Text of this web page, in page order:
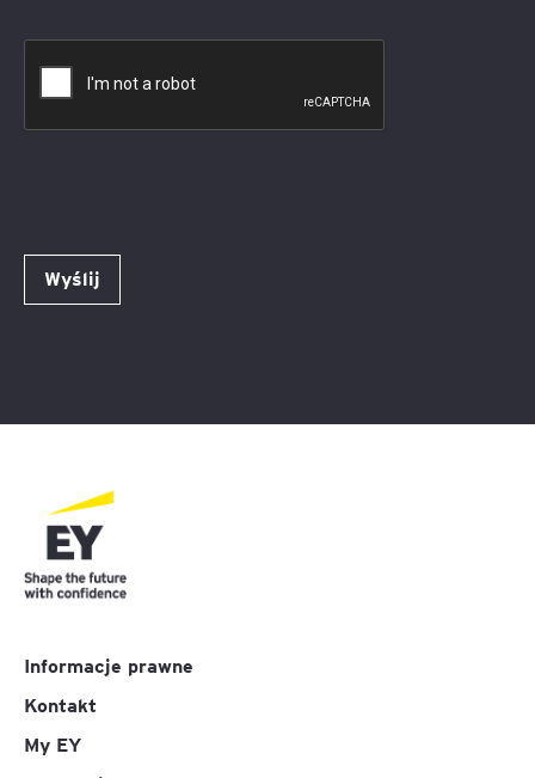
Wyślij
Informacje prawne
Kontakt
My EY